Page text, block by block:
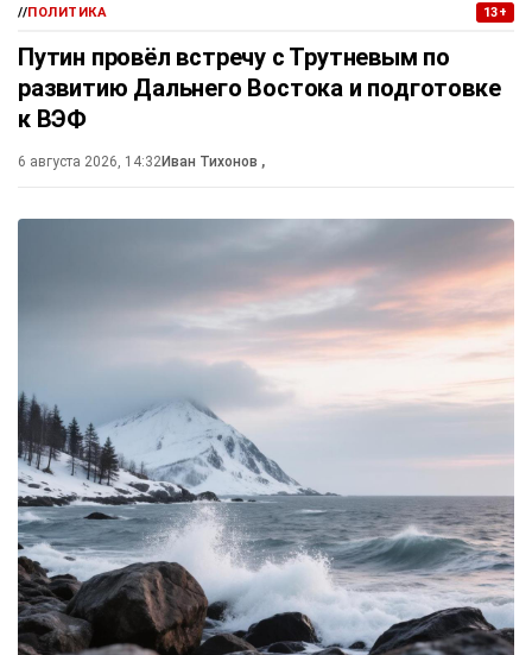
//ПОЛИТИКА 13+
Путин провёл встречу с Трутневым по
развитию Дальнего Востока и подготовке
к ВЭФ
6 августа 2026, 14:32Иван Тихонов ,